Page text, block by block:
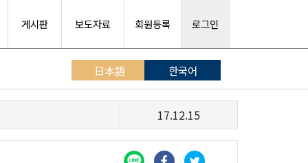
게시판 보도자료 회원등록 로그인
日本語 한국어
17.12.15